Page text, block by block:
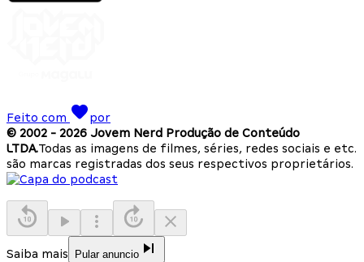
Feito com
por
© 2002 - 2026 Jovem Nerd Produção de Conteúdo
LTDA.Todas as imagens de filmes, séries, redes sociais e etc.
são marcas registradas dos seus respectivos proprietários.
Saiba mais Pular anuncio